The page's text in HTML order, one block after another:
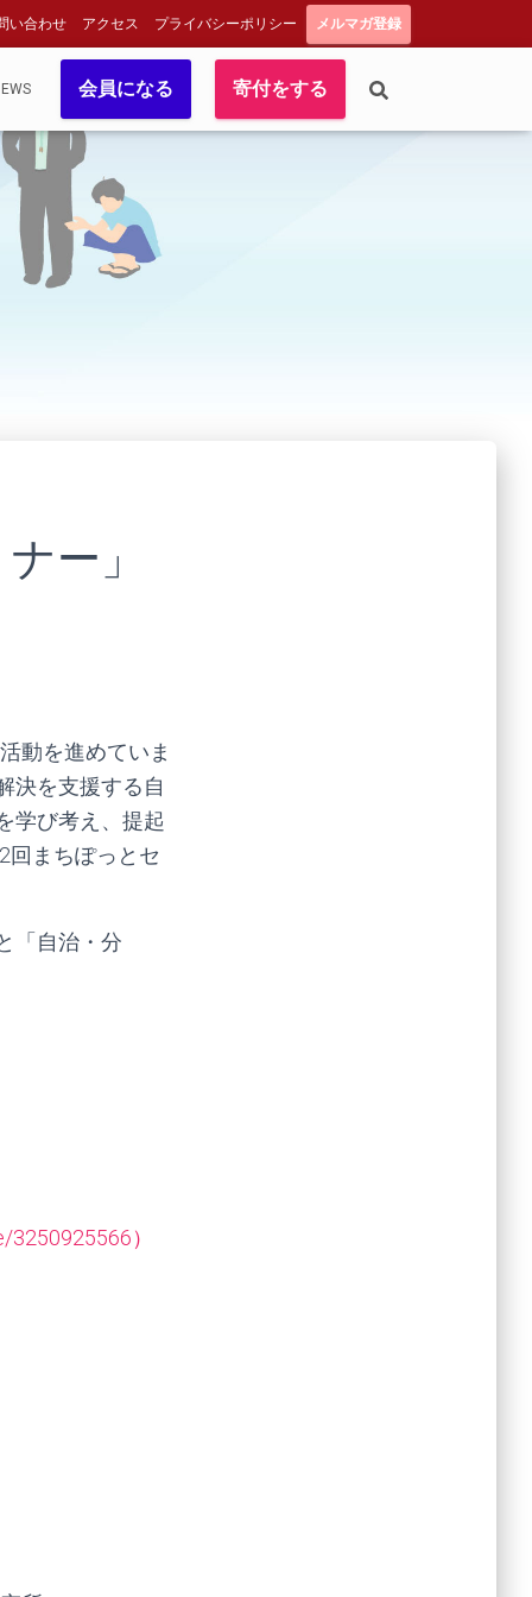
い合わせ アクセス プライバシーポリシー メルマガ登録
会員になる 寄付をする
ー」
動を進めていま
決を支援する自
学び考え、提起
回まちぽっとセ
「自治・分
）